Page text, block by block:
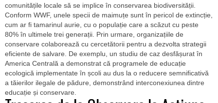
comunitățile locale să se implice în conservarea biodiversității.
Conform WWF, unele specii de maimuțe sunt în pericol de extincție,
cum ar fi tamarinul aurie, cu o populație care a scăzut cu peste
80% în ultimele trei generații. Prin urmare, organizațiile de
conservare colaborează cu cercetătorii pentru a dezvolta strategii
eficiente de salvare. De exemplu, un studiu de caz desfășurat în
America Centrală a demonstrat că programele de educație
ecologică implementate în școli au dus la o reducere semnificativă
a tăierilor ilegale de pădure, demonstrând interconexiunea dintre
educație și conservare.